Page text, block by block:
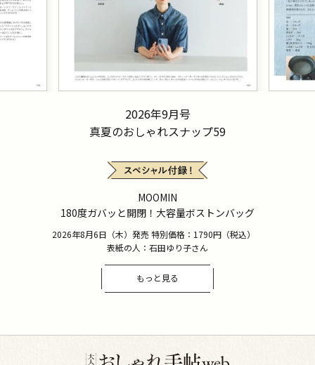
2026年9月号
真夏のおしゃれスナップ59
MOOMIN
180度ガバッと開閉！大容量ボストンバッグ
2026年8月6日（木）発売 特別価格：1790円（税込）
表紙の人：石田ゆり子さん
もっと見る